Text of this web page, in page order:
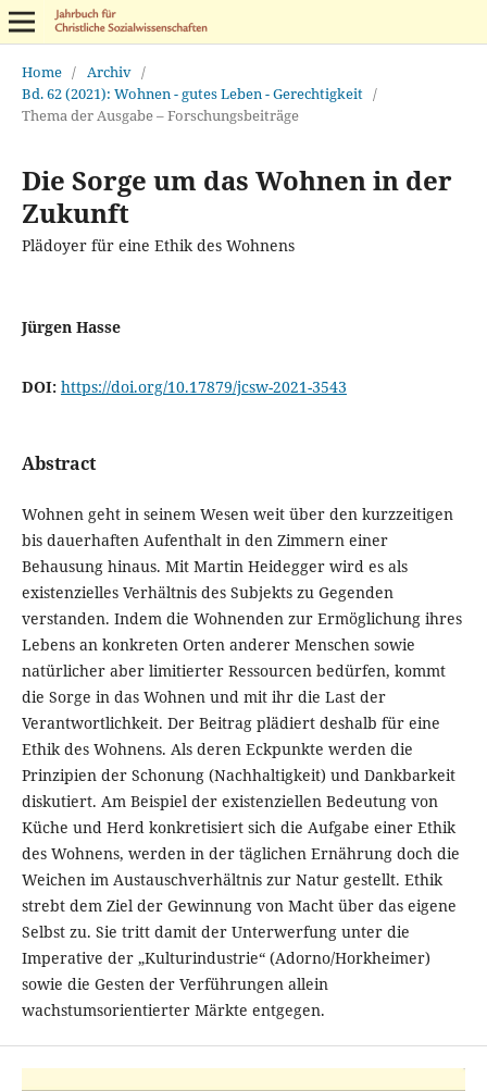
Home / Archiv /
Bd. 62 (2021): Wohnen - gutes Leben - Gerechtigkeit /
Thema der Ausgabe – Forschungsbeiträge
Die Sorge um das Wohnen in der
Zukunft
Plädoyer für eine Ethik des Wohnens
Jürgen Hasse
DOI: https://doi.org/10.17879/jcsw-2021-3543
Abstract
Wohnen geht in seinem Wesen weit über den kurzzeitigen
bis dauerhaften Aufenthalt in den Zimmern einer
Behausung hinaus. Mit Martin Heidegger wird es als
existenzielles Verhältnis des Subjekts zu Gegenden
verstanden. Indem die Wohnenden zur Ermöglichung ihres
Lebens an konkreten Orten anderer Menschen sowie
natürlicher aber limitierter Ressourcen bedürfen, kommt
die Sorge in das Wohnen und mit ihr die Last der
Verantwortlichkeit. Der Beitrag plädiert deshalb für eine
Ethik des Wohnens. Als deren Eckpunkte werden die
Prinzipien der Schonung (Nachhaltigkeit) und Dankbarkeit
diskutiert. Am Beispiel der existenziellen Bedeutung von
Küche und Herd konkretisiert sich die Aufgabe einer Ethik
des Wohnens, werden in der täglichen Ernährung doch die
Weichen im Austauschverhältnis zur Natur gestellt. Ethik
strebt dem Ziel der Gewinnung von Macht über das eigene
Selbst zu. Sie tritt damit der Unterwerfung unter die
Imperative der „Kulturindustrie“ (Adorno/Horkheimer)
sowie die Gesten der Verführungen allein
wachstumsorientierter Märkte entgegen.